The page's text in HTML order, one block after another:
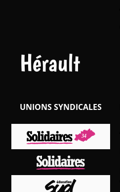
Hérault
UNIONS SYNDICALES